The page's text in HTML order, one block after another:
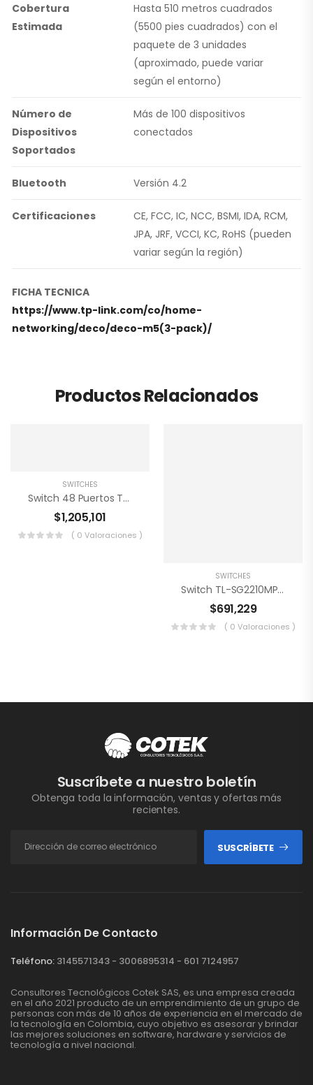
Cobertura
Estimada
Hasta 510 metros cuadrados
(5500 pies cuadrados) con el
paquete de 3 unidades
(aproximado, puede variar
según el entorno)
Número de
Dispositivos
Soportados
Más de 100 dispositivos
conectados
Bluetooth Versión 4.2
Certificaciones
CE, FCC, IC, NCC, BSMI, IDA, RCM,
JPA, JRF, VCCI, KC, RoHS (pueden
variar según la región)
FICHA TECNICA
https://www.tp-link.com/co/home-
networking/deco/deco-m5(3-pack)/
Productos Relacionados
SWITCHES
Switch 48 Puertos TP-Link TL-SG3452
$1,205,101
( 0 Valoraciones )
SWITCHES
Switch TL-SG2210MP 8 Puertos Tp Link
$691,229
( 0 Valoraciones )
Suscríbete a nuestro boletín
Obtenga toda la información, ventas y ofertas más
recientes.
SUSCRÍBETE
Información De Contacto
Teléfono: 3145571343 - 3006895314 - 601 7124957
Consultores Tecnológicos Cotek SAS, es una empresa creada
en el año 2021 producto de un emprendimiento de un grupo de
personas con más de 10 años de experiencia en el mercado de
la tecnología en Colombia, cuyo objetivo es asesorar y brindar
las mejores soluciones en software, hardware y servicios de
tecnología a nivel nacional.